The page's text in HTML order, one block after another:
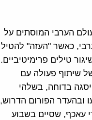
הערבי המוסתים על
כאשר "העזה" להטיל
טילים פרימיטיביים.
שיתוף פעולה עם
קטר, שהתקרבה בשנתיים האחרונות לאיראן, אף כינסה בינואר 2009 פיסגה בדוחה, בשלהי
ובהעדר הפורום הדרוש,
עאכף, שסיים בשבוע